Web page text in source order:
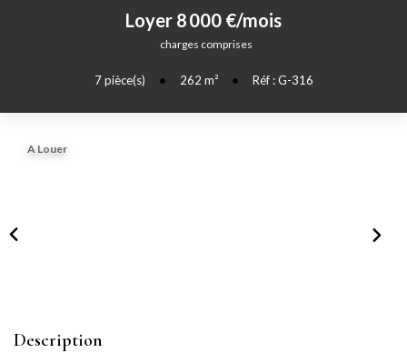
LOUER
Loyer 8 000 €/mois
charges comprises
7pièce(s) • 262 m² • Réf : G-316
A Louer
Description